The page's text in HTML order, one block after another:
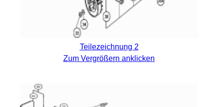
Teilezeichnung 2
Zum Vergrößern anklicken